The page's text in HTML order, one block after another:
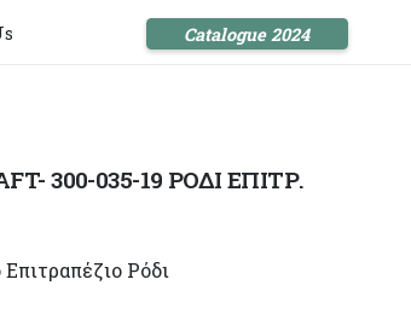
Catalogue 2024
300-035-19 ΡΟΔΙ ΕΠΙΤΡ.
Ρόδι